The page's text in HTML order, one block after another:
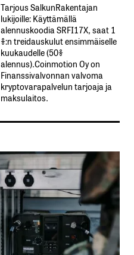
Tarjous SalkunRakentajan
lukijoille: Käyttämällä​ ​
alennuskoodia​ ​SRFI17X,​ ​saat​ ​1
%:n treidauskulut​ ​ensimmäiselle​ ​
kuukaudelle​ ​(50%​ ​
alennus).Coinmotion Oy on
Finanssivalvonnan valvoma
kryptovarapalvelun tarjoaja ja
maksulaitos.